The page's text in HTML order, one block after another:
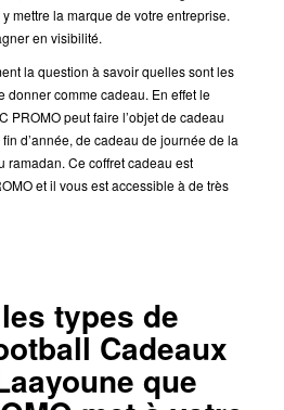
mettre la marque de votre entreprise.
en visibilité.
la question à savoir quelles sont les
donner comme cadeau. En effet le
PROMO peut faire l’objet de cadeau
d’année, de cadeau de journée de la
ramadan. Ce coffret cadeau est
et il vous est accessible à de très
types de
Cadeaux
que